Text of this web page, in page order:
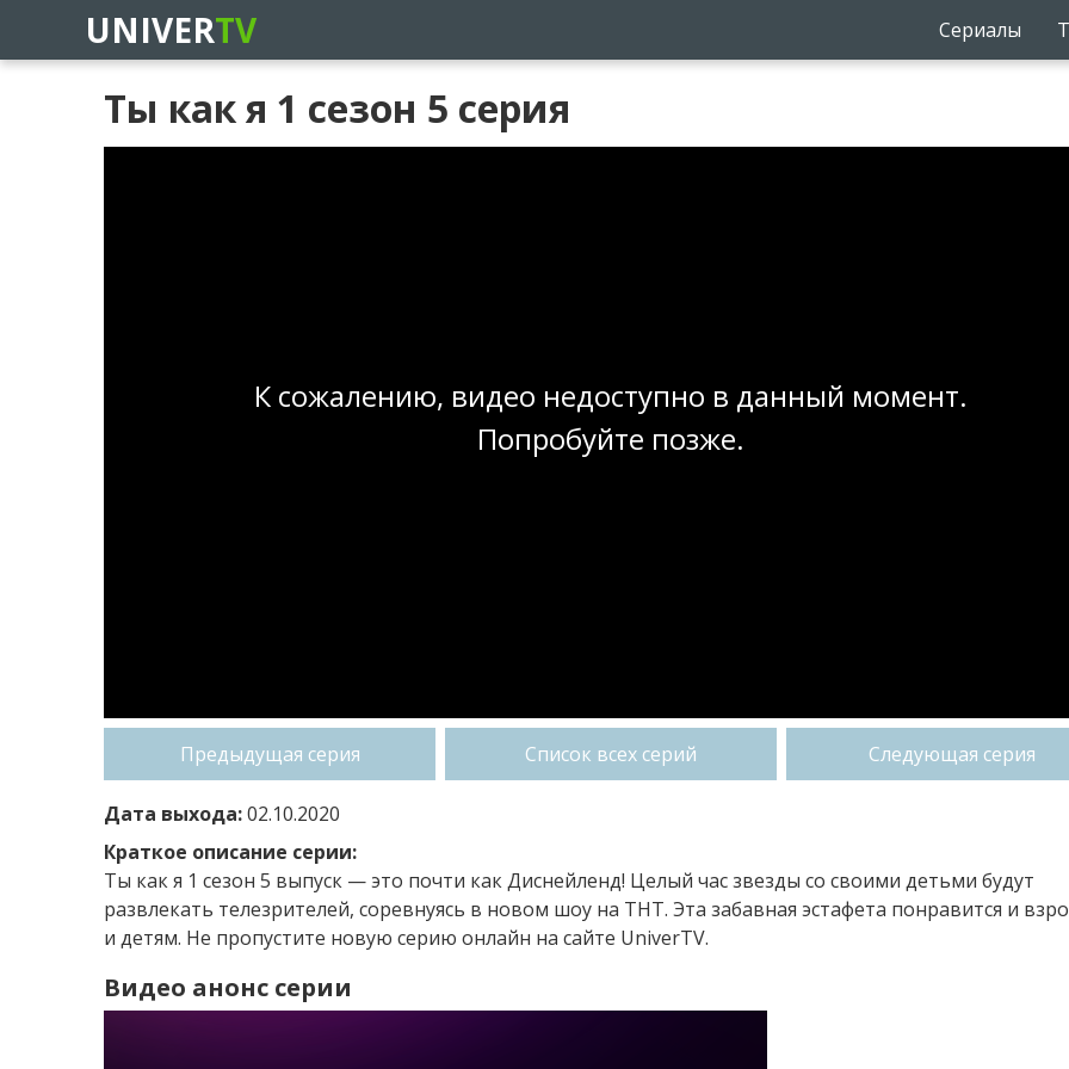
UNIVERTV Сериалы
Ты как я 1 сезон 5 серия
К сожалению, видео недоступно в данный момент.
Попробуйте позже.
Предыдущая серия Список всех серий Следующая серия
Дата выхода:02.10.2020
Краткое описание серии:
Ты как я 1 сезон 5 выпуск — это почти как Диснейленд! Целый час звезды со своими детьми будут
развлекать телезрителей, соревнуясь в новом шоу на ТНТ. Эта забавная эстафета понравится и
и детям. Не пропустите новую серию онлайн на сайте UniverTV.
Видео анонс серии